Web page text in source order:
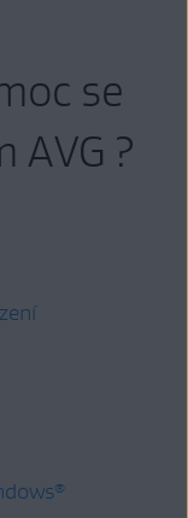
se
AVG ?
®